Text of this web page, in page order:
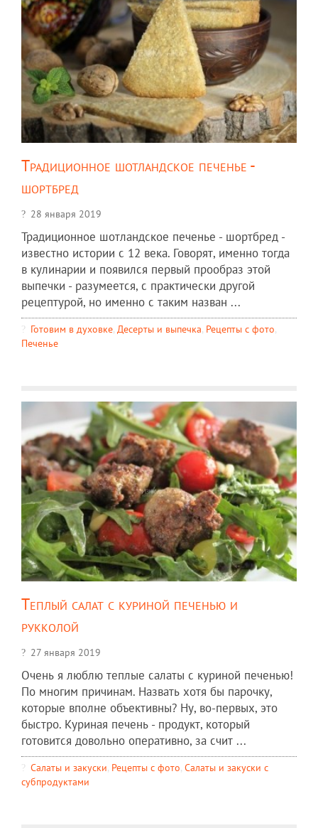
Традиционное шотландское печенье -
шортбред
28 января 2019
Традиционное шотландское печенье - шортбред -
известно истории с 12 века. Говорят, именно тогда
в кулинарии и появился первый прообраз этой
выпечки - разумеется, с практически другой
рецептурой, но именно с таким назван ...
Готовим в духовке, Десерты и выпечка, Рецепты c фото,
Печенье
Теплый салат с куриной печенью и
рукколой
27 января 2019
Очень я люблю теплые салаты с куриной печенью!
По многим причинам. Назвать хотя бы парочку,
которые вполне объективны? Ну, во-первых, это
быстро. Куриная печень - продукт, который
готовится довольно оперативно, за счит ...
Салаты и закуски, Рецепты c фото, Салаты и закуски с
субпродуктами